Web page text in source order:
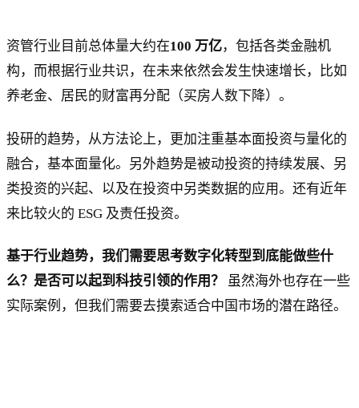
资管行业目前总体量大约在100 万亿，包括各类金融机
构，而根据行业共识，在未来依然会发生快速增长，比如
养老金、居民的财富再分配（买房人数下降）。
投研的趋势，从方法论上，更加注重基本面投资与量化的
融合，基本面量化。另外趋势是被动投资的持续发展、另
类投资的兴起、以及在投资中另类数据的应用。还有近年
来比较火的 ESG 及责任投资。
基于行业趋势，我们需要思考数字化转型到底能做些什
么？是否可以起到科技引领的作用？
虽然海外也存在一些
实际案例，但我们需要去摸索适合中国市场的潜在路径。